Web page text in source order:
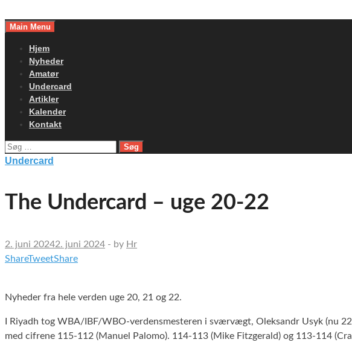
toMain Menu
Hjem
Nyheder
Amatør
Undercard
Artikler
Kalender
Kontakt
Søg
efter:
Undercard
The Undercard – uge 20-22
2. juni 20242. juni 2024 - by Hr
ShareTweetShare
Nyheder fra hele verden uge 20, 21 og 22.
I Riyadh tog WBA/IBF/WBO-verdensmesteren i sværvægt, Oleksandr Usyk (nu
med cifrene 115-112 (Manuel Palomo). 114-113 (Mike Fitzgerald) og 113-114